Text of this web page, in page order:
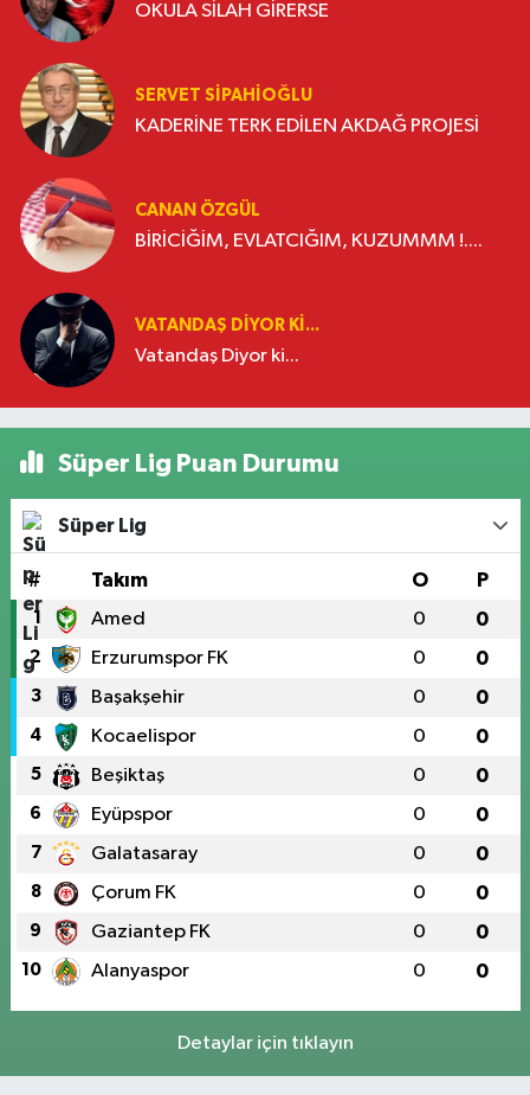
OKULA SİLAH GİRERSE
SERVET SİPAHİOĞLU
KADERİNE TERK EDİLEN AKDAĞ PROJESİ
CANAN ÖZGÜL
BİRİCİĞİM, EVLATCIĞIM, KUZUMMM !....
VATANDAŞ DIYOR KI...
Vatandaş Diyor ki...
Süper Lig Puan Durumu
Süper Lig
# Takım O P
1 Amed 0 0
2 Erzurumspor FK 0 0
3 Başakşehir 0 0
4 Kocaelispor 0 0
5 Beşiktaş 0 0
6 Eyüpspor 0 0
7 Galatasaray 0 0
8 Çorum FK 0 0
9 Gaziantep FK 0 0
10 Alanyaspor 0 0
Detaylar için tıklayın